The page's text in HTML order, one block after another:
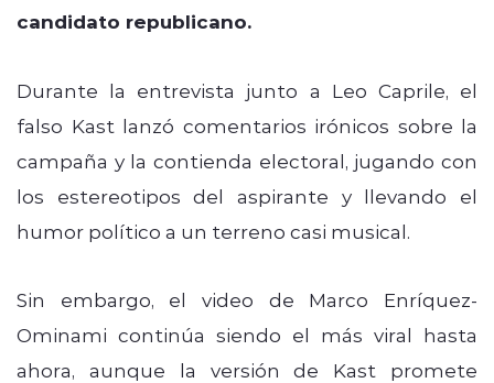
candidato republicano.
Durante la entrevista junto a Leo Caprile, el
falso Kast lanzó comentarios irónicos sobre la
campaña y la contienda electoral, jugando con
los estereotipos del aspirante y llevando el
humor político a un terreno casi musical.
Sin embargo, el video de Marco Enríquez-
Ominami continúa siendo el más viral hasta
ahora, aunque la versión de Kast promete